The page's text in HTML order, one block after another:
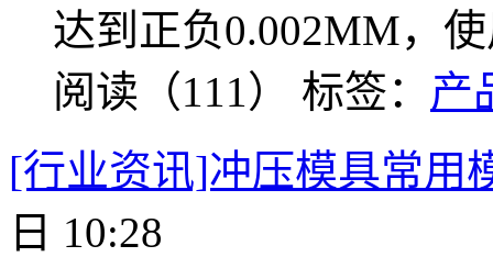
达到正负0.002MM，
阅读（111） 标签： 产
[行业资讯]冲压模具常用
日 10:28